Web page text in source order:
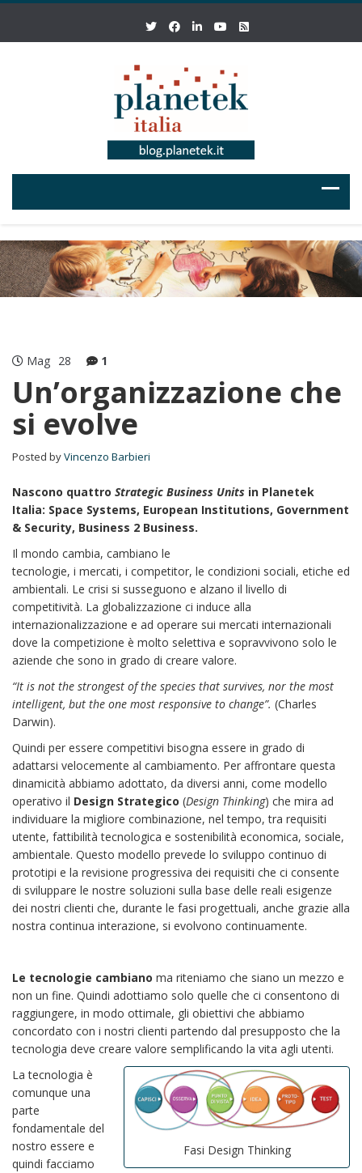
Mag 28 1
Un’organizzazione che
si evolve
Posted byVincenzo Barbieri
Nascono quattro Strategic Business Units in Planetek
Italia: Space Systems, European Institutions, Government
& Security, Business 2 Business.
Il mondo cambia, cambiano le
tecnologie, i mercati, i competitor, le condizioni sociali, etiche ed
ambientali. Le crisi si susseguono e alzano il livello di
competitività. La globalizzazione ci induce alla
internazionalizzazione e ad operare sui mercati internazionali
dove la competizione è molto selettiva e sopravvivono solo le
aziende che sono in grado di creare valore.
“It is not the strongest of the species that survives, nor the most
intelligent, but the one most responsive to change”. (Charles
Darwin).
Quindi per essere competitivi bisogna essere in grado di
adattarsi velocemente al cambiamento. Per affrontare questa
dinamicità abbiamo adottato, da diversi anni, come modello
operativo il Design Strategico (Design Thinking) che mira ad
individuare la migliore combinazione, nel tempo, tra requisiti
utente, fattibilità tecnologica e sostenibilità economica, sociale,
ambientale. Questo modello prevede lo sviluppo continuo di
prototipi e la revisione progressiva dei requisiti che ci consente
di sviluppare le nostre soluzioni sulla base delle reali esigenze
dei nostri clienti che, durante le fasi progettuali, anche grazie alla
nostra continua interazione, si evolvono continuamente.
Le tecnologie cambiano ma riteniamo che siano un mezzo e
non un fine. Quindi adottiamo solo quelle che ci consentono di
raggiungere, in modo ottimale, gli obiettivi che abbiamo
concordato con i nostri clienti partendo dal presupposto che la
tecnologia deve creare valore semplificando la vita agli utenti.
Fasi Design Thinking
La tecnologia è
comunque una
parte
fondamentale del
nostro essere e
quindi facciamo